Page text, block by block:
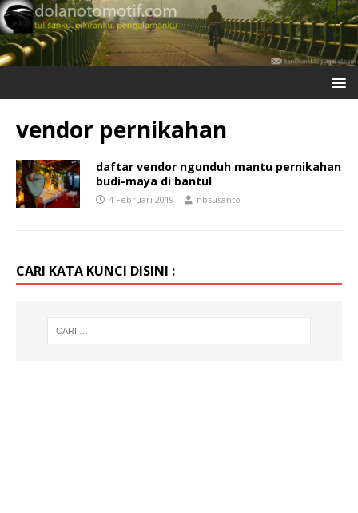
vendor pernikahan
daftar vendor ngunduh mantu pernikahan
budi-maya di bantul
4 Februari 2019 nbsusanto
CARI KATA KUNCI DISINI :